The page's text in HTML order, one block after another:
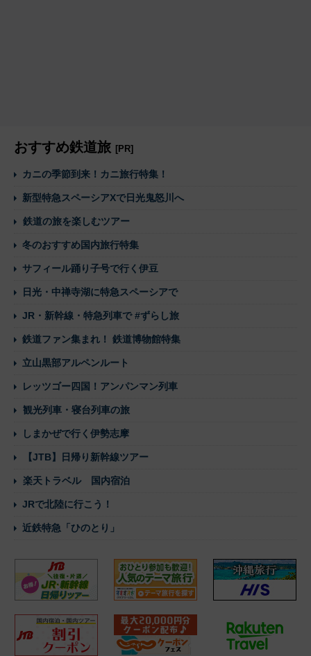
おすすめ鉄道旅 [PR]
カニの季節到来！カニ旅行特集！
新型特急スペーシアXで日光鬼怒川へ
鉄道の旅を楽しむツアー
冬のおすすめ国内旅行特集
サフィール踊り子号で行く伊豆
日光・中禅寺湖に特急スペーシアで
JR・新幹線・特急列車で #ずらし旅
鉄道ファン集まれ！ 鉄道博物館特集
立山黒部アルペンルート
レッツゴー四国！アンパンマン列車
観光列車・寝台列車の旅
しまかぜで行く伊勢志摩
【JTB】日帰り新幹線ツアー
楽天トラベル 国内宿泊
JRで北陸に行こう！
近鉄特急「ひのとり」